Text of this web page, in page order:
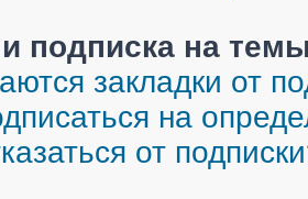
подписка на
закладки от
на
от